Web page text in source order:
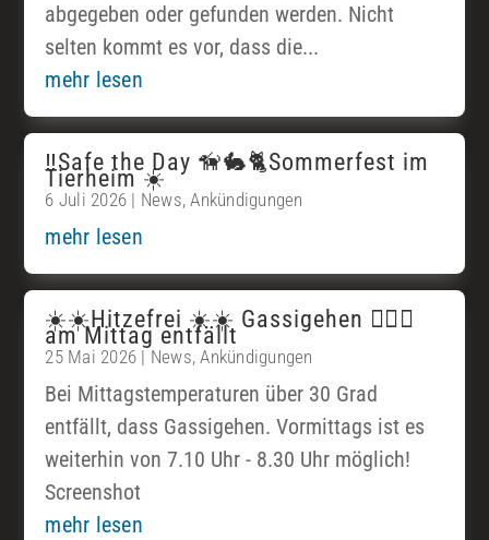
abgegeben oder gefunden werden. Nicht
selten kommt es vor, dass die...
mehr lesen
‼️Safe the Day 🦮🐇🐈Sommerfest im
Tierheim ☀️
6 Juli 2026 | News,Ankündigungen
mehr lesen
☀️☀️Hitzefrei ☀️☀️ Gassigehen 🐕‍🦺🦮
am Mittag entfällt
25 Mai 2026 | News,Ankündigungen
Bei Mittagstemperaturen über 30 Grad
entfällt, dass Gassigehen. Vormittags ist es
weiterhin von 7.10 Uhr - 8.30 Uhr möglich!
Screenshot
mehr lesen